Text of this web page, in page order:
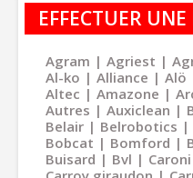
EFFECTUER
Agram Agriest
Al-ko
Alliance Alö
Altec
Amazone
Autres
Auxiclean
Belair
Belrobotics
Bobcat
Bomford
Buisard
Bvl Caroni